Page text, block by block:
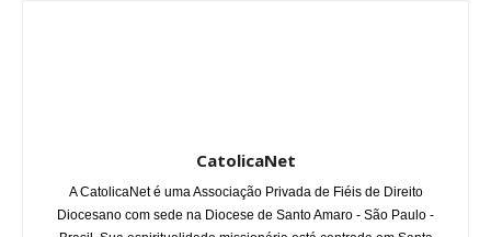
CatolicaNet
A CatolicaNet é uma Associação Privada de Fiéis de Direito
Diocesano com sede na Diocese de Santo Amaro - São Paulo -